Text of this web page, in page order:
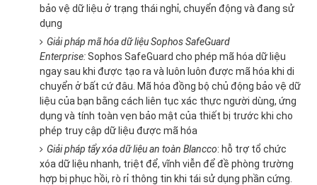
bảo vệ dữ liệu ở trạng thái nghỉ, chuyển động và đang sử
dụng
Giải pháp mã hóa dữ liệu Sophos SafeGuard
Enterprise:Sophos SafeGuard cho phép mã hóa dữ liệu
ngay sau khi được tạo ra và luôn luôn được mã hóa khi di
chuyển ở bất cứ đâu. Mã hóa đồng bộ chủ động bảo vệ dữ
liệu của bạn bằng cách liên tục xác thực người dùng, ứng
dụng và tính toàn vẹn bảo mật của thiết bị trước khi cho
phép truy cập dữ liệu được mã hóa
Giải pháp tẩy xóa dữ liệu an toàn Blancco: hỗ trợ tổ chức
xóa dữ liệu nhanh, triệt để, vĩnh viễn để đề phòng trường
hợp bị phục hồi, rò rỉ thông tin khi tái sử dụng phần cứng.